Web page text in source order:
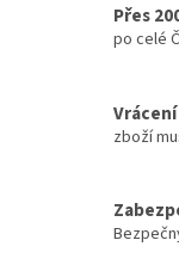
Přes
po celé
zboží